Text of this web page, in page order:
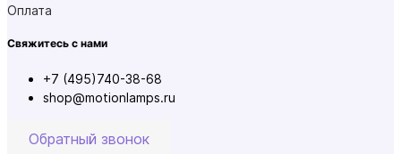
Оплата
Свяжитесь с нами
+7 (495)740-38-68
shop@motionlamps.ru
Обратный звонок